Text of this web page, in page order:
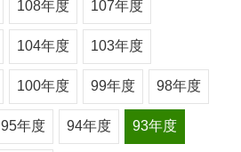
108年度 107年度
104年度 103年度
100年度 99年度 98年度
95年度 94年度 93年度